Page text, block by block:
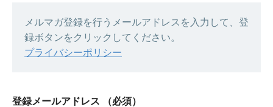
メルマガ登録を行うメールアドレスを入力して、登
録ボタンをクリックしてください。
プライバシーポリシー
登録メールアドレス （必須）